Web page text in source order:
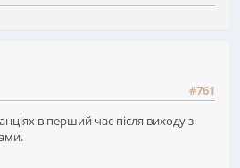
#761
в перший час після виходу з